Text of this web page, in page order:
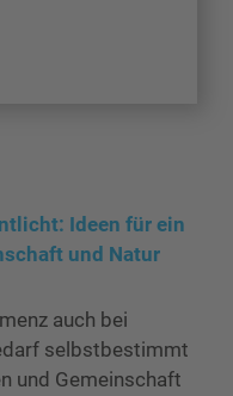
Ideen für ein
und Natur
auch bei
selbstbestimmt
und Gemeinschaft